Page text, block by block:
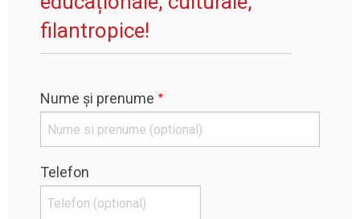
filantropice!
Nume și prenume
Telefon